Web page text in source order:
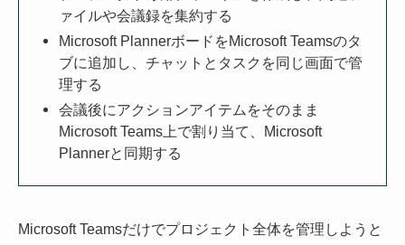
ァイルや会議録を集約する
Microsoft PlannerボードをMicrosoft Teamsのタ
ブに追加し、チャットとタスクを同じ画面で管
理する
会議後にアクションアイテムをそのまま
Microsoft Teams上で割り当て、Microsoft
Plannerと同期する
Microsoft Teamsだけでプロジェクト全体を管理しようと